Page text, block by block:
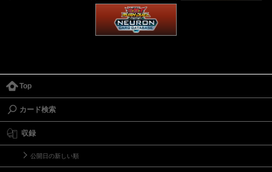
Top
カード検索
収録
公開日の新しい順